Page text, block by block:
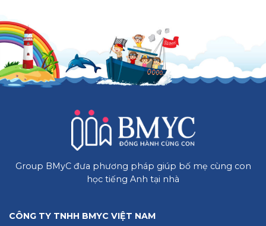
Group BMyC đưa phương pháp giúp bố mẹ cùng con
học tiếng Anh tại nhà
CÔNG TY TNHH BMYC VIỆT NAM